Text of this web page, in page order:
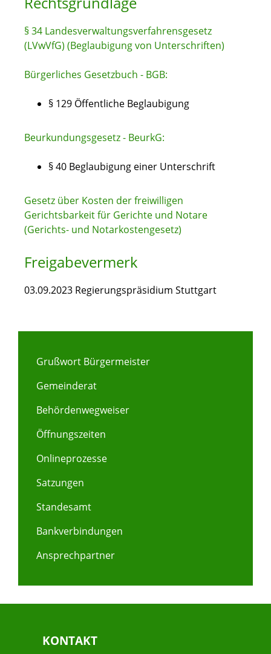
§ 34 Landesverwaltungsverfahrensgesetz
(LVwVfG) (Beglaubigung von Unterschriften)
Bürgerliches Gesetzbuch - BGB:
§ 129 Öffentliche Beglaubigung
Beurkundungsgesetz - BeurkG:
§ 40 Beglaubigung einer Unterschrift
Gesetz über Kosten der freiwilligen
Gerichtsbarkeit für Gerichte und Notare
(Gerichts- und Notarkostengesetz)
Freigabevermerk
03.09.2023 Regierungspräsidium Stuttgart
Grußwort Bürgermeister
Gemeinderat
Behördenwegweiser
Öffnungszeiten
Onlineprozesse
Satzungen
Standesamt
Bankverbindungen
Ansprechpartner
KONTAKT